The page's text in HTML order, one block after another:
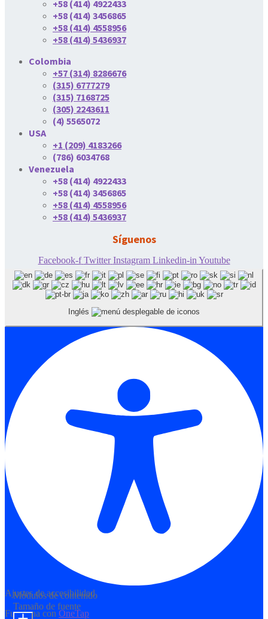
+58 (414) 4922433
+58 (414) 3456865
+58 (414) 4558956
+58 (414) 5436937
Colombia
+57 (314) 8286676
(315) 6777279
(315) 7168725
(305) 2243611
(4) 5565072
USA
+1 (209) 4183266
(786) 6034768
Venezuela
+58 (414) 4922433
+58 (414) 3456865
+58 (414) 4558956
+58 (414) 5436937
Síguenos
Facebook-f Twitter Instagram Linkedin-in Youtube
Inglés
Ajustes de accesibilidad
Funciona con OneTap
Módulos de contenido
Tamaño de fuente